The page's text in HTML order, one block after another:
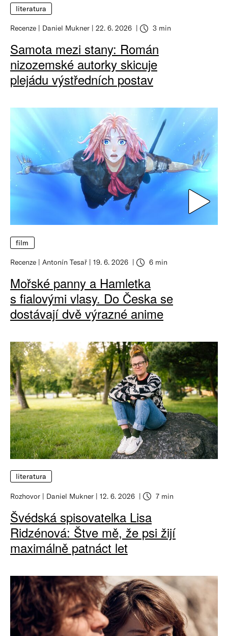
literatura
Recenze Daniel Mukner 22. 6. 2026 3 min
Samota mezi stany: Román
nizozemské autorky skicuje
plejádu výstředních postav
film
Recenze Antonín Tesař 19. 6. 2026 6 min
Mořské panny a Hamletka
s fialovými vlasy. Do Česka se
dostávají dvě výrazné anime
literatura
Rozhovor Daniel Mukner 12. 6. 2026 7 min
Švédská spisovatelka Lisa
Ridzénová: Štve mě, že psi žijí
maximálně patnáct let